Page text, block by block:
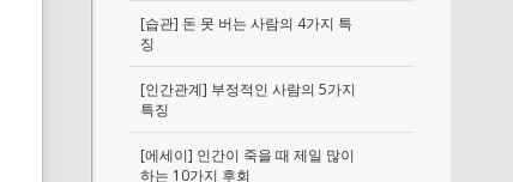
[습관] 돈 못 버는 사람의 4가지 특
징
[인간관계] 부정적인 사람의 5가지
특징
[에세이] 인간이 죽을 때 제일 많이
하는 10가지 후회